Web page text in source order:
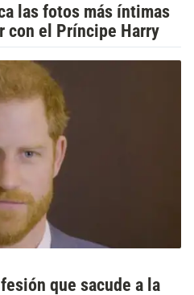
las fotos más íntimas
con el Príncipe Harry
que sacude a la